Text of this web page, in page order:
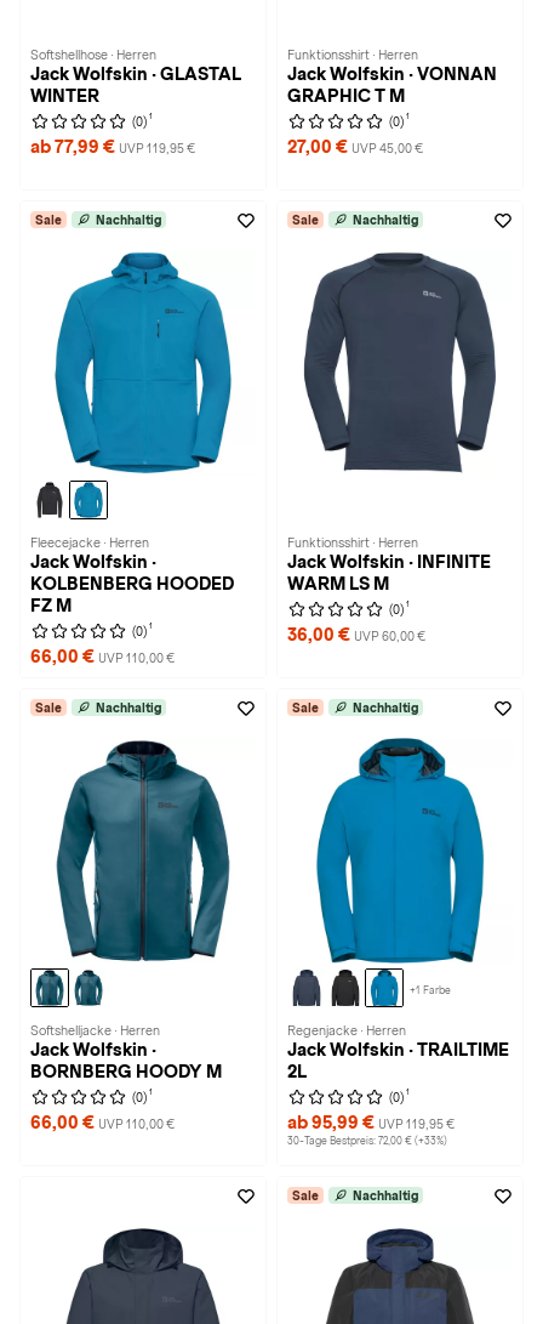
Softshellhose · Herren
Jack Wolfskin · GLASTAL
WINTER
(0) 1
ab 77,99 € UVP 119,95 €
Funktionsshirt · Herren
Jack Wolfskin · VONNAN
GRAPHIC T M
(0) 1
27,00 € UVP 45,00 €
Sale Nachhaltig
Fleecejacke · Herren
Jack Wolfskin ·
KOLBENBERG HOODED
FZ M
(0) 1
66,00 € UVP 110,00 €
Sale Nachhaltig
Funktionsshirt · Herren
Jack Wolfskin · INFINITE
WARM LS M
(0) 1
36,00 € UVP 60,00 €
Sale Nachhaltig
Softshelljacke · Herren
Jack Wolfskin ·
BORNBERG HOODY M
(0) 1
66,00 € UVP 110,00 €
Sale Nachhaltig
+1 Farbe
Regenjacke · Herren
Jack Wolfskin · TRAILTIME
2L
(0) 1
ab 95,99 € UVP 119,95 €
30-Tage Bestpreis: 72,00 € (+33%)
Sale Nachhaltig